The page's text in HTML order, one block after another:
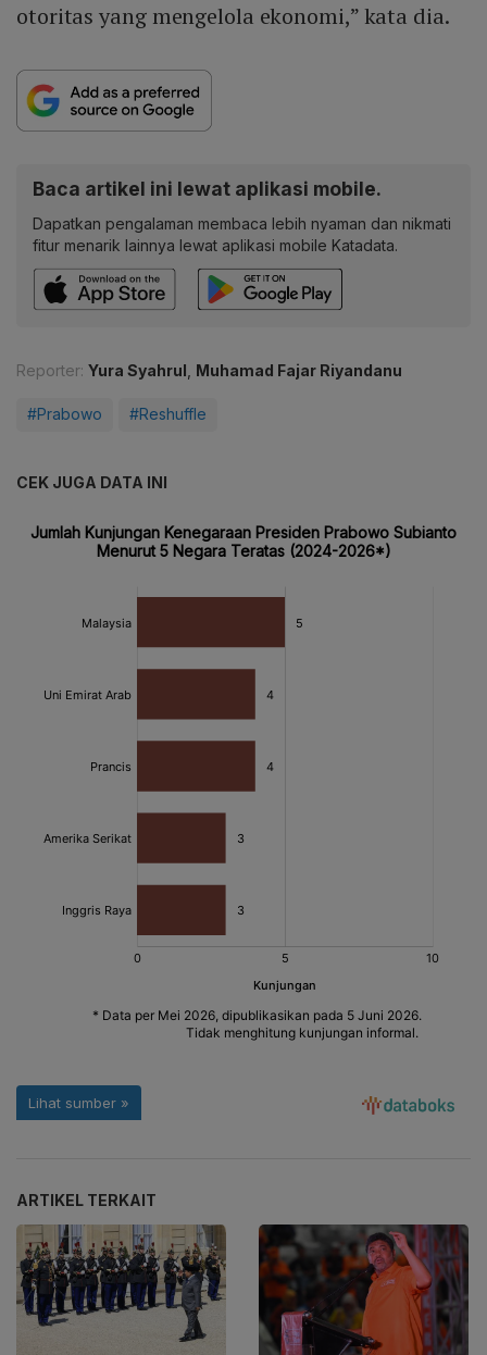
otoritas yang mengelola ekonomi,” kata dia.
Baca artikel ini lewat aplikasi mobile.
Dapatkan pengalaman membaca lebih nyaman dan nikmati
fitur menarik lainnya lewat aplikasi mobile Katadata.
Reporter: Yura Syahrul, Muhamad Fajar Riyandanu
#Prabowo #Reshuffle
CEK JUGA DATA INI
ARTIKEL TERKAIT